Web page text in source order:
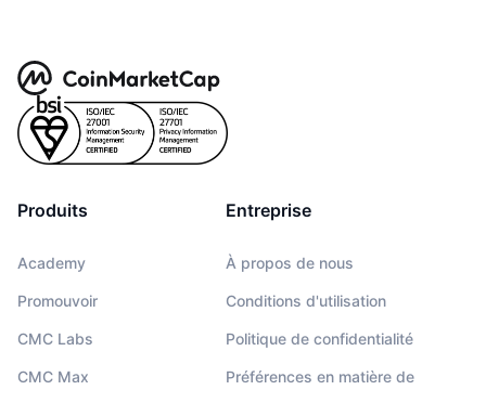
Produits
Academy
Promouvoir
CMC Labs
CMC Max
Entreprise
À propos de nous
Conditions d'utilisation
Politique de confidentialité
Préférences en matière de